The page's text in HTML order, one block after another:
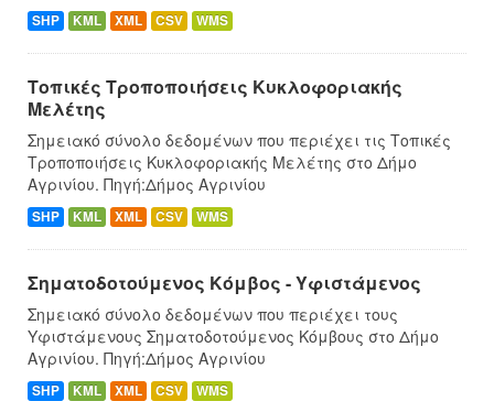
SHP KML XML CSV WMS
Τοπικές Τροποποιήσεις Κυκλοφοριακής
Μελέτης
Σημειακό σύνολο δεδομένων που περιέχει τις Τοπικές
Τροποποιήσεις Κυκλοφοριακής Μελέτης στο Δήμο
Αγρινίου. Πηγή:Δήμος Αγρινίου
SHP KML XML CSV WMS
Σηματοδοτούμενος Κόμβος - Υφιστάμενος
Σημειακό σύνολο δεδομένων που περιέχει τους
Υφιστάμενους Σηματοδοτούμενος Κόμβους στο Δήμο
Αγρινίου. Πηγή:Δήμος Αγρινίου
SHP KML XML CSV WMS